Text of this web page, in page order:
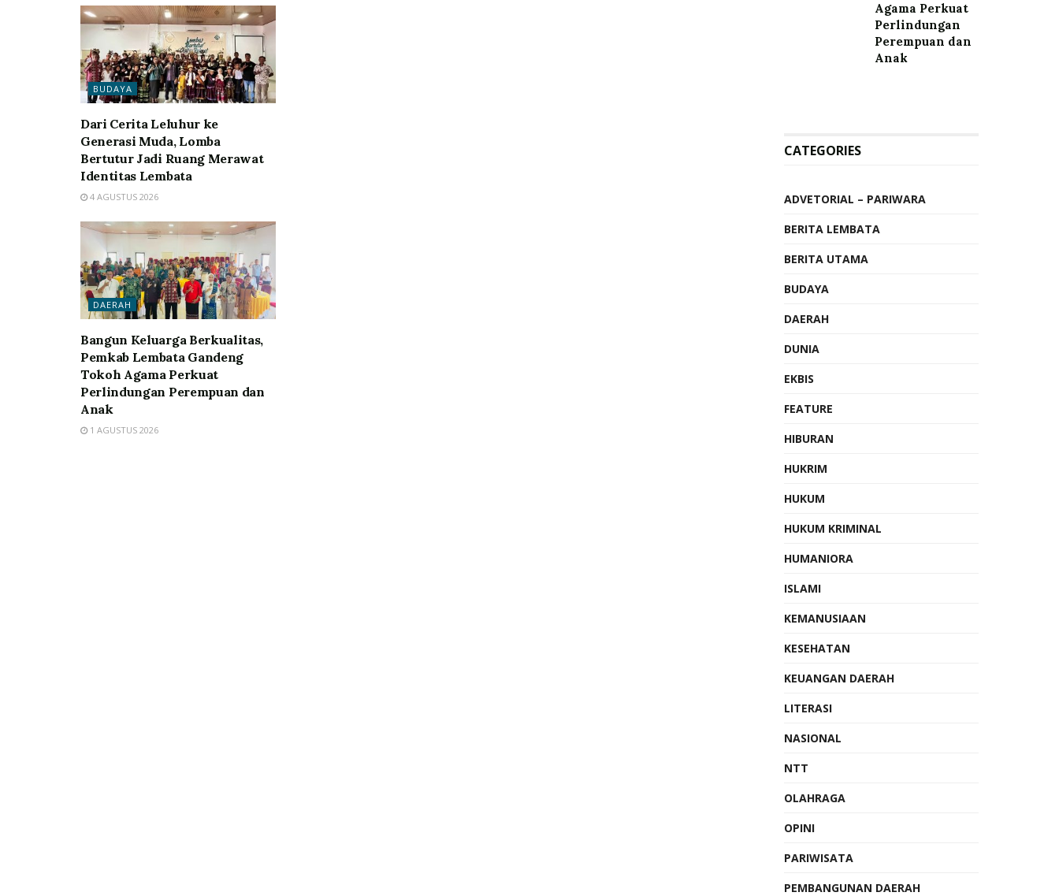
BUDAYA
Dari Cerita Leluhur ke
Generasi Muda, Lomba
Bertutur Jadi Ruang Merawat
Identitas Lembata
4 AGUSTUS 2026
DAERAH
Bangun Keluarga Berkualitas,
Pemkab Lembata Gandeng
Tokoh Agama Perkuat
Perlindungan Perempuan dan
Anak
1 AGUSTUS 2026
Agama Perkuat
Perlindungan
Perempuan dan
Anak
CATEGORIES
ADVETORIAL – PARIWARA
BERITA LEMBATA
BERITA UTAMA
BUDAYA
DAERAH
DUNIA
EKBIS
FEATURE
HIBURAN
HUKRIM
HUKUM
HUKUM KRIMINAL
HUMANIORA
ISLAMI
KEMANUSIAAN
KESEHATAN
KEUANGAN DAERAH
LITERASI
NASIONAL
NTT
OLAHRAGA
OPINI
PARIWISATA
PEMBANGUNAN DAERAH